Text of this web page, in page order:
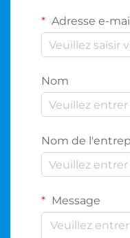
Adresse e-
Nom
Nom de
Message